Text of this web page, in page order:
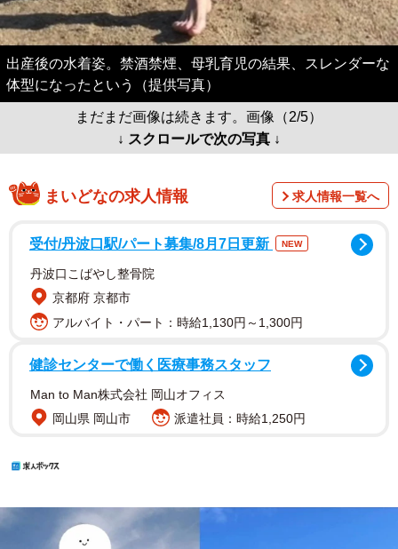
出産後の水着姿。禁酒禁煙、母乳育児の結果、スレンダーな
体型になったという（提供写真）
まだまだ画像は続きます。画像（2/5）
↓ スクロールで次の写真 ↓
まいどなの求人情報 求人情報一覧へ
受付/丹波口駅/パート募集/8月7日更新 NEW
丹波口こばやし整骨院
京都府 京都市
アルバイト・パート：時給1,130円～1,300円
健診センターで働く医療事務スタッフ
Man to Man株式会社 岡山オフィス
岡山県 岡山市
派遣社員：時給1,250円